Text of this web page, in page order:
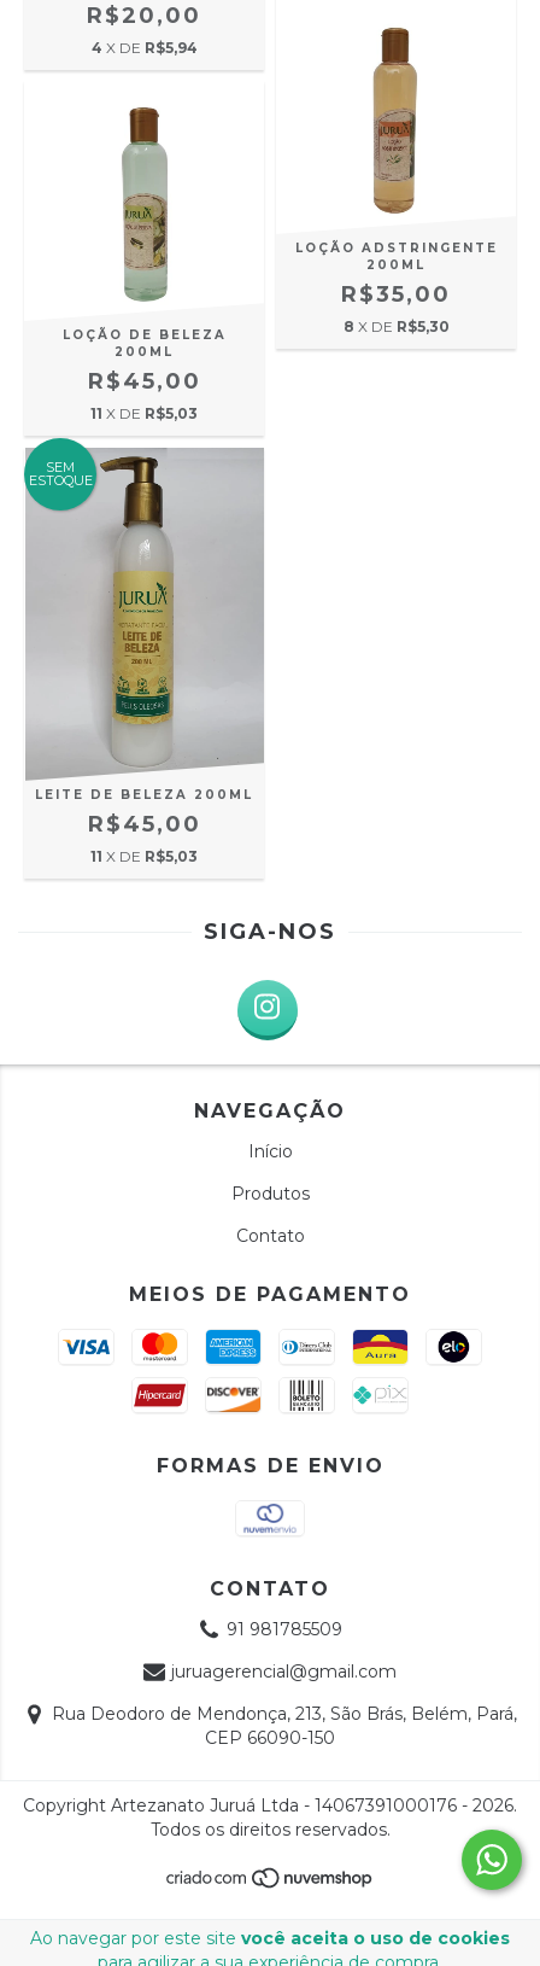
Ao navegar por este site você aceita o uso de cookies
R$20,00
4 X DE R$5,94
LOÇÃO DE BELEZA
200ML
R$45,00
11 X DE R$5,03
LOÇÃO ADSTRINGENTE
200ML
R$35,00
8 X DE R$5,30
SEM
ESTOQUE
LEITE DE BELEZA 200ML
R$45,00
11 X DE R$5,03
SIGA-NOS
NAVEGAÇÃO
Início
Produtos
Contato
MEIOS DE PAGAMENTO
FORMAS DE ENVIO
CONTATO
91 981785509
juruagerencial@gmail.com
Rua Deodoro de Mendonça, 213, São Brás, Belém, Pará,
CEP 66090-150
Copyright Artezanato Juruá Ltda - 14067391000176 - 2026.
Todos os direitos reservados.